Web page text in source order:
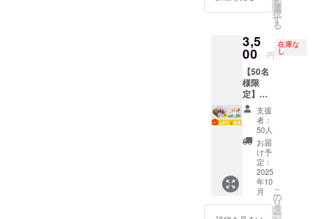
け予
の月末
です。
※こちら
のリ
ターン
金額に
は送料
が含ま
れてい
ます。
※ご注文
状況、
使用部
材の供
給状
況、製
造工程
🔥クラ
ディン
グ限定
この機
会にし
か手に
入らな
い特別
なセッ
トで
す！ ※
国内配
送のみ
となり
ます。
※お届け
でのお
プレゼ
ントと
して ・
地域の
保育
園・幼
稚園へ
の寄贈
🚚 配送
プロ
ジェク
ト終了
後、約
2ヶ月以
内に順
180日
【製造
式会社
水野製
菓 【販
売元】
株式会
社水野
製菓 🔴
活用方
法 ・お
子様と
の読み
聞かせ
HACCP
【原材
料】 含
内製
造)、黒
砂糖、
砂糖、
小麦
粉、小
麦蛋白
(グルテ
ン)/カラ
メル色
素、膨
張剤
🔴ふ菓
子の特
をたっ
ぷり使
用した
日本一
の出荷
量を誇
る菓
子。 個
包装で
衛生
的、子
どもか
伝統菓
子文化
に学べ
る教育
絵本で
す。 ま
た「挑
戦」
「諦め
ない」
「好き
なこと
には全
力で」
る心温
まるス
トー
リー。
日本の
伝統菓
子文化
を自然
に学べ
る教育
絵本で
す。 ま
た「挑
戦」
「諦め
ない」
もよく
合い、
小休憩
にも
ぴった
り。 ま
ずは気
軽にふ
がし体
験、は
じめて
みませ
んか？
🎁 内容
・水野
製菓の
「コト
ンのふ
選
択
す
る
3,5
00 円
在庫な
し
【50名
様限
定】ふ
がし(30
本/1箱)
＋絵本
セット
🎁 セッ
ト内容
・絵本
「ふが
しやの
コト
支援
者：
50人
お届
け予
定：
2025
年10
月
こ
の
リ
タ
ー